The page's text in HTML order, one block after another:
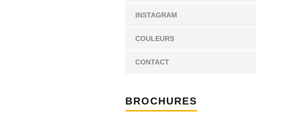
INSTAGRAM
COULEURS
CONTACT
BROCHURES